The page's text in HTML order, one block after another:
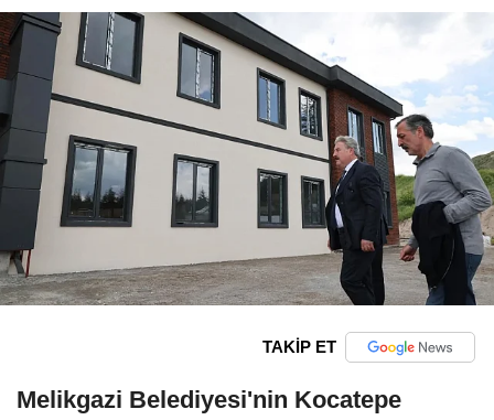
TAKİP ET
Melikgazi Belediyesi'nin Kocatepe